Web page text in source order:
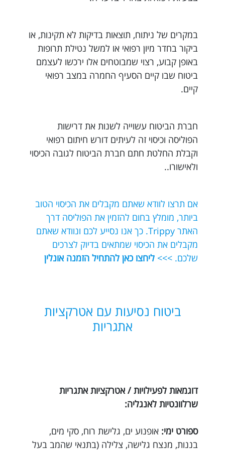
במקרים של ניתוח, תוצאות בדיקות לא תקינות, או
ביקור בחדר מיון רפואי או למשל נטילת תרופות
באופן קבוע, רצוי שמבוטחים אלו ירכשו לעצמם
ביטוח שבו קיים הסעיף החמרה במצב רפואי
קיים.
חברת הביטוח עשוייה לשנות את דרישות
הפוליסה וכיסוי זה לעיתים דורש חיתום רפואי
וקבלת החלטת חתם חברת הביטוח לגובה הכיסוי
ולאישורו..
אם תרצו לוודא שאתם מקבלים את הכיסוי הטוב
ביותר, מומלץ בחום להזמין את הפוליסה דרך
האתר Trippy. כך אנו נסייע לכם ונוודא שאתם
מקבלים את הכיסוי שמתאים בדיוק לצרכים
שלכם. >>> ליחצו כאן להתחיל הזמנה אונלין
ביטוח נסיעות עם אטרקציות
אתגריות
דוגמאות לפעילויות / אטרקציות אתגריות
שרלוונטיות לאנגליה:
ספורט ימי: אופנוע ים, גלישת רוח, סקי מים,
בננות, מנצח גלישה, צלילה (בתנאי שהמב בעל